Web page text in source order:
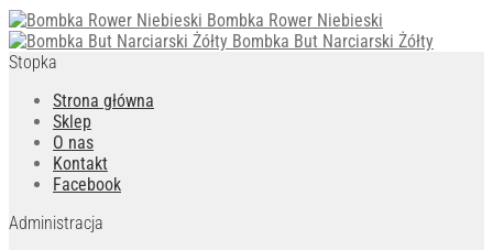
Bombka Rower Niebieski
Bombka But Narciarski Żółty
Stopka
Strona główna
Sklep
O nas
Kontakt
Facebook
Administracja